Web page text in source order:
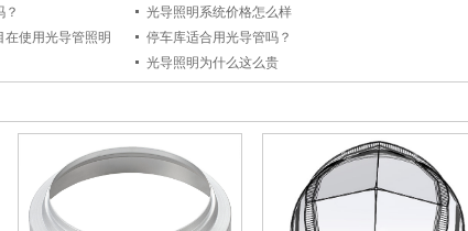
？
光导照明系统价格怎么样
在使用光导管照明
停车库适合用光导管吗？
光导照明为什么这么贵